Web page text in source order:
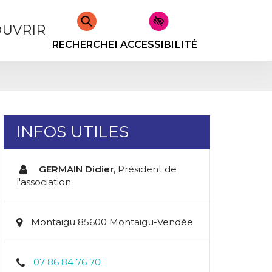
RECHERCHERACCESSIBILITÉ
INFOS UTILES
GERMAIN Didier, Président de
l'association
Montaigu 85600 Montaigu-Vendée
07 86 84 76 70